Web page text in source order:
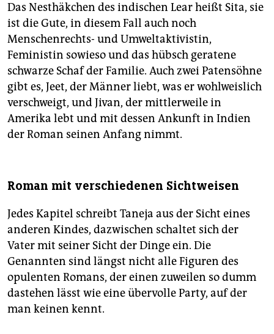
Das Nesthäkchen des indischen Lear heißt Sita, sie
ist die Gute, in diesem Fall auch noch
Menschenrechts- und Umweltaktivistin,
Feministin sowieso und das hübsch geratene
schwarze Schaf der Familie. Auch zwei Patensöhne
gibt es, Jeet, der Männer liebt, was er wohlweislich
verschweigt, und Jivan, der mittlerweile in
Amerika lebt und mit dessen Ankunft in Indien
der Roman seinen Anfang nimmt.
Roman mit verschiedenen Sichtweisen
Jedes Kapitel schreibt Taneja aus der Sicht eines
anderen Kindes, dazwischen schaltet sich der
Vater mit seiner Sicht der Dinge ein. Die
Genannten sind längst nicht alle Figuren des
opulenten Romans, der einen zuweilen so dumm
dastehen lässt wie eine übervolle Party, auf der
man keinen kennt.